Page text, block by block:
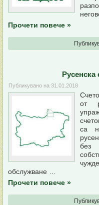
Прочети повече »
Публикувано на 31.01.2018
от
са
без
обслужване …
Прочети повече »